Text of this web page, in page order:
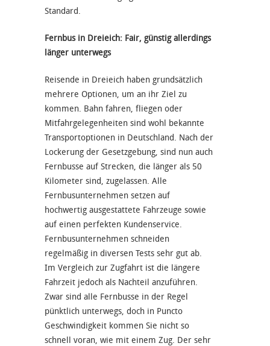
Standard.
Fernbus in Dreieich: Fair, günstig allerdings
länger unterwegs
Reisende in Dreieich haben grundsätzlich
mehrere Optionen, um an ihr Ziel zu
kommen. Bahn fahren, fliegen oder
Mitfahrgelegenheiten sind wohl bekannte
Transportoptionen in Deutschland. Nach der
Lockerung der Gesetzgebung, sind nun auch
Fernbusse auf Strecken, die länger als 50
Kilometer sind, zugelassen. Alle
Fernbusunternehmen setzen auf
hochwertig ausgestattete Fahrzeuge sowie
auf einen perfekten Kundenservice.
Fernbusunternehmen schneiden
regelmäßig in diversen Tests sehr gut ab.
Im Vergleich zur Zugfahrt ist die längere
Fahrzeit jedoch als Nachteil anzuführen.
Zwar sind alle Fernbusse in der Regel
pünktlich unterwegs, doch in Puncto
Geschwindigkeit kommen Sie nicht so
schnell voran, wie mit einem Zug. Der sehr